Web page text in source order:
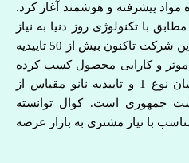
پیشرفته و هوشمند آغاز کرد.
با تکنولوژی روز دنیا به نیاز
های بازار و صنایع مختلف بود. این شرکت تاکنون بیش از 50 تاییدیه
موثر و کارایی محصول کسب کرده
است و دارای گواهی دانش بنیان نوع 1 و تاییدیه نانو مقیاس از
جمهوری است. کوال توانسته
با نیاز مشتری به بازار عرضه